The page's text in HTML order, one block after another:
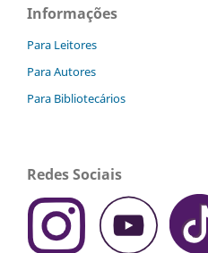
Informações
Para Leitores
Para Autores
Para Bibliotecários
Redes Sociais